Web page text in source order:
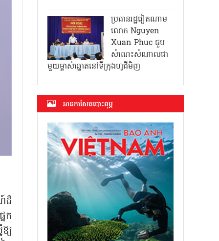
ដ៏
ក
យ
ប្រធានរដ្ឋវៀតណាម
លោក Nguyen
Xuan Phuc ជួប
សំណេះសំណាលជា
មួយម្ចាស់ឆ្នោតនៅទីក្រុងហូជីមិញ
អាន​កាសែត​បោះពុម្ភ